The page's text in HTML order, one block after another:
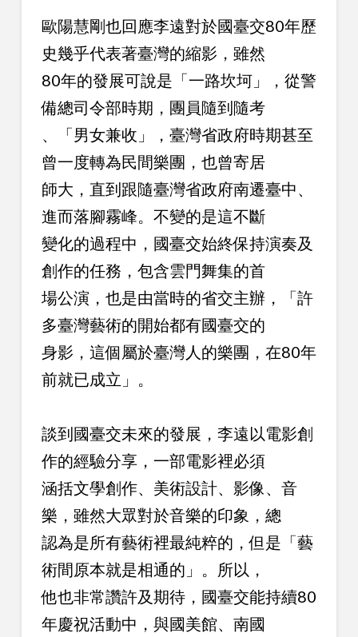
歐陽慧剛也回應李遠對於國臺交80年歷
史幾乎代表著臺灣的縮影，雖然
80年的發展可說是「一路坎坷」，從警
備總司令部時期，團員隨到隨考
、「男女兼收」，臺灣省政府時期甚至
曾一度轉為民間樂團，也曾寄居
師大，直到跟隨臺灣省政府南遷臺中、
進而落腳霧峰。不變的是這不斷
變化的過程中，國臺交始終保持演奏及
創作的任務，包含雲門舞集的首
場公演，也是由當時的省交主辦，「許
多臺灣藝術的開始都有國臺交的
身影，這個屬於臺灣人的樂團，在80年
前就已成立」。
談到國臺交未來的發展，李遠以電影創
作的經驗分享，一部電影裡必須
涵括文學創作、美術設計、影像、音
樂，雖然大眾對於音樂的印象，總
認為是所有藝術裡最純粹的，但是「藝
術間原本就是相通的」。所以，
他也非常讚許及期待，國臺交能持續80
年慶祝活動中，與國美館、南國